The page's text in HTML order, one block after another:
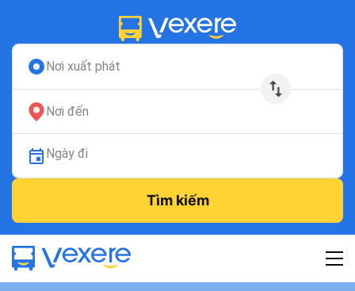
Nơi xuất phát
Nơi đến
Ngày đi
Tìm kiếm